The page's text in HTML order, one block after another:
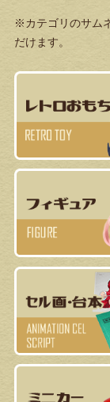
※カテゴリのサム
だけます。